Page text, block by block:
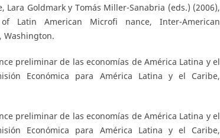
Lara Goldmark y Tomás Miller-Sanabria (eds.) (2006),
Latin American Microfi nance, Inter-American
Washington.
preliminar de las economías de América Latina y el
Económica para América Latina y el Caribe,
preliminar de las economías de América Latina y el
Económica para América Latina y el Caribe,